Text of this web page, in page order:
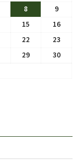
8
9
15
16
22
23
29
30